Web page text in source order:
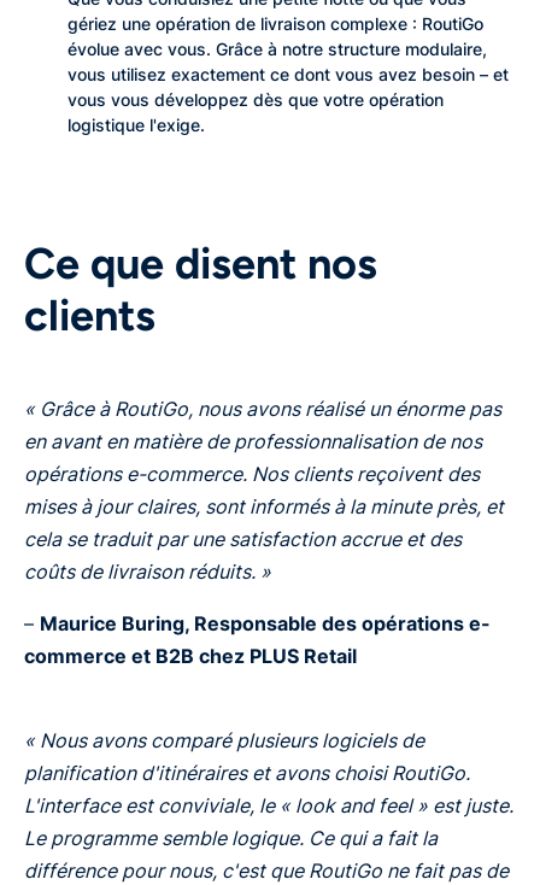
gériez une opération de livraison complexe : RoutiGo
évolue avec vous. Grâce à notre structure modulaire,
vous utilisez exactement ce dont vous avez besoin – et
vous vous développez dès que votre opération
logistique l'exige.
Ce que disent nos
clients
« Grâce à RoutiGo, nous avons réalisé un énorme pas
en avant en matière de professionnalisation de nos
opérations e-commerce. Nos clients reçoivent des
mises à jour claires, sont informés à la minute près, et
cela se traduit par une satisfaction accrue et des
coûts de livraison réduits. »
– Maurice Buring, Responsable des opérations e-
commerce et B2B chez PLUS Retail
« Nous avons comparé plusieurs logiciels de
planification d'itinéraires et avons choisi RoutiGo.
L'interface est conviviale, le « look and feel » est juste.
Le programme semble logique. Ce qui a fait la
différence pour nous, c'est que RoutiGo ne fait pas de